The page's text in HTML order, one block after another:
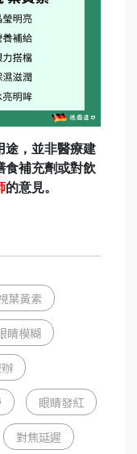
途，並非醫療建
食補充劑或對飲
的意見。
葉黃素
睛模糊
眼睛發紅
對焦延遲